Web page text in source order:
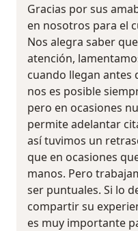
Gracias por sus
en nosotros para el
Nos alegra saber
atención,
cuando llegan antes
nos es posible
pero en ocasiones
permite adelantar
así tuvimos un
que en ocasiones
manos. Pero
ser puntuales. Si lo
compartir su
es muy importante